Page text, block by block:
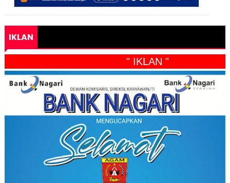
IKLAN
" IKLAN "